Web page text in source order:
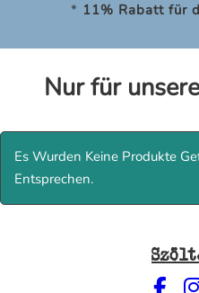
* 11% Rabatt für
Nur für
Es Wurden Keine Produkte
Entsprechen.